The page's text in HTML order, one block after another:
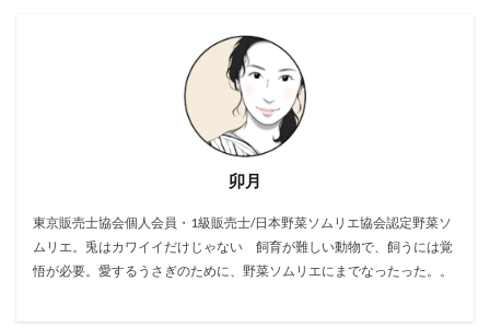
卯月
東京販売士協会個人会員・1級販売士/日本野菜ソムリエ協会認定野菜ソ
ムリエ。兎はカワイイだけじゃない 飼育が難しい動物で、飼うには覚
悟が必要。愛するうさぎのために、野菜ソムリエにまでなったった。。